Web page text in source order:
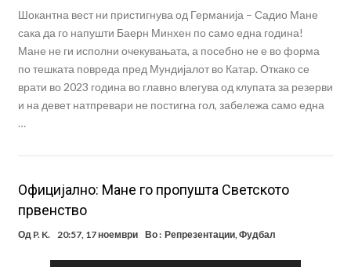
Шокантна вест ни пристигнува од Германија – Садио Мане
сака да го напушти Баерн Минхен по само една година!
Мане не ги исполни очекувањата, а посебно не е во форма
по тешката повреда пред Мундијалот во Катар. Откако се
врати во 2023 година во главно влегува од клупата за резерви
и на девет натпревари не постигна гол, забележа само една
…
Официјално: Мане го пропушта Светското
првенство
Од P. K. 20:57, 17 ноември Во : Репрезентации,Фудбал